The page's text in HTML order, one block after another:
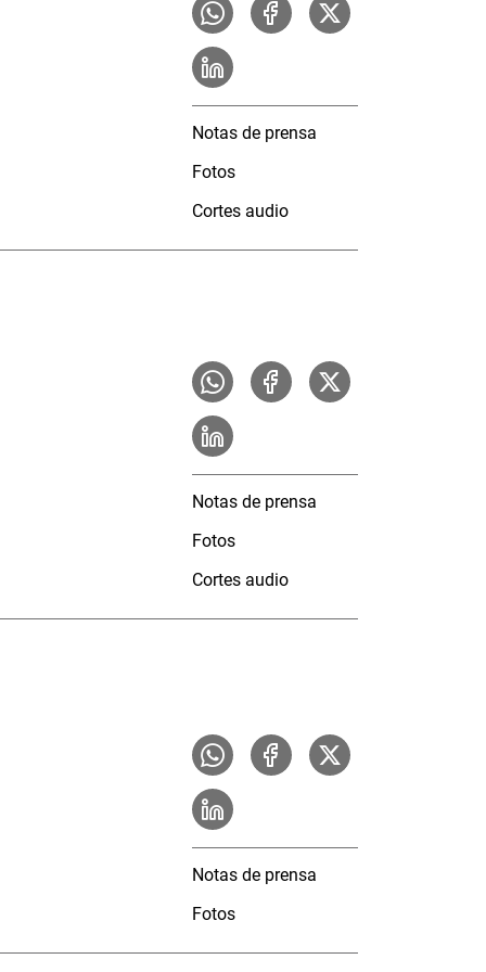
Notas de prensa
Fotos
Cortes audio
Notas de prensa
Fotos
Cortes audio
Notas de prensa
Fotos